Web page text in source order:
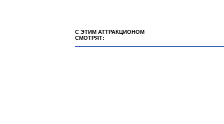
С ЭТИМ АТТРАКЦИОНОМ
СМОТРЯТ: